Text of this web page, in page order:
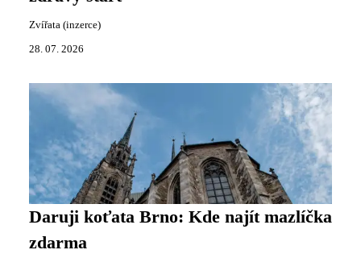
Zvířata (inzerce)
28. 07. 2026
Daruji koťata Brno: Kde najít mazlíčka
zdarma